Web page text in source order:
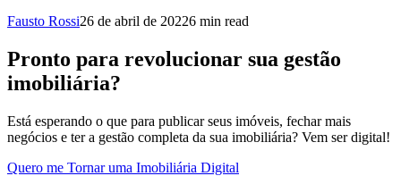
Fausto Rossi26 de abril de 20226 min read
Pronto para revolucionar sua gestão
imobiliária?
Está esperando o que para publicar seus imóveis, fechar mais
negócios e ter a gestão completa da sua imobiliária? Vem ser digital!
Quero me Tornar uma Imobiliária Digital